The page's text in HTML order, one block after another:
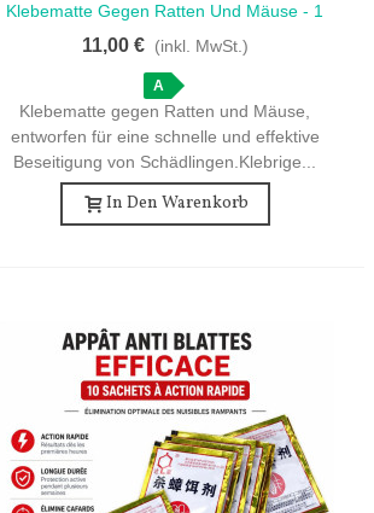
Schnellansicht
Klebematte Gegen Ratten Und Mäuse - 1
Stück Von Hoher Qualität
11,00 € (inkl. MwSt.)
A
Klebematte gegen Ratten und Mäuse,
entworfen für eine schnelle und effektive
Beseitigung von Schädlingen.Klebrige...
In Den Warenkorb